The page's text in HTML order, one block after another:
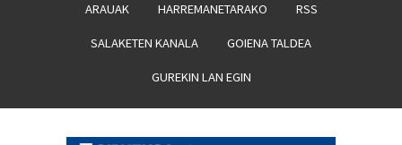
ARAUAK HARREMANETARAKO RSS
SALAKETEN KANALA GOIENA TALDEA
GUREKIN LAN EGIN